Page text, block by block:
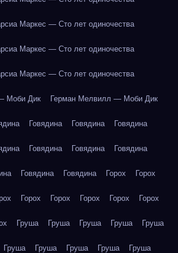
Маркес — Сто лет одиночества
Маркес — Сто лет одиночества
Маркес — Сто лет одиночества
Моби Дик Герман Мелвилл — Моби Дик
Говядина Говядина Говядина
Говядина Говядина Говядина
Говядина Говядина Горох Горох
Горох Горох Горох Горох Горох
Груша Груша Груша Груша Груша
Груша Груша Груша Груша Груша